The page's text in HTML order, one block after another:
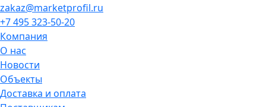
zakaz@marketprofil.ru
+7 495 323-50-20
Компания
О нас
Новости
Объекты
Доставка и оплата